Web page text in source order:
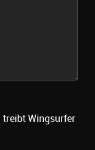
treibt Wingsurfer